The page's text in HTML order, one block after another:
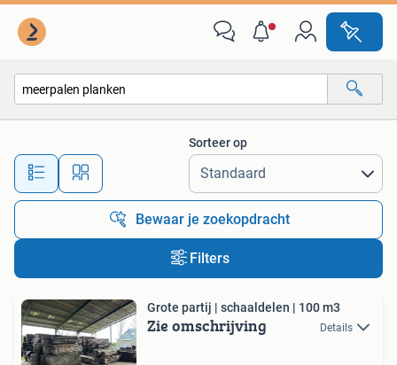
Alle afstanden…
Sorteer op
Bewaar je zoekopdracht
Filters
Grote partij | schaaldelen | 100 m3
Zie omschrijving Details